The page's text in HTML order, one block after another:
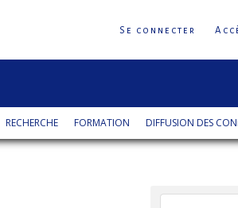
Se connecter
RECHERCHE FORMATION DIFFUSION DES